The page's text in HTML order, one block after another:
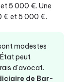
5 000 €. Une
€ et 5 000 €.
modestes
peut
d'avocat.
de Bar-